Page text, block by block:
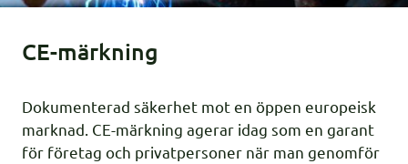
CE-märkning
Dokumenterad säkerhet mot en öppen europeisk
marknad. CE-märkning agerar idag som en garant
för företag och privatpersoner när man genomför